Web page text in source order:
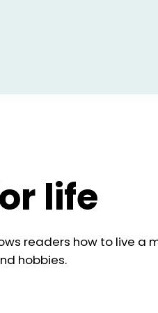
life
readers how to live
hobbies.